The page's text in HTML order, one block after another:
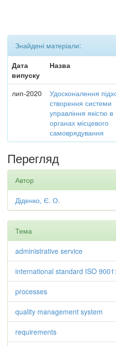
Знайдені матеріали:
Дата
випуску
Назва
лип-2020
Удосконалення
створення системи
управління якістю в
органах місцевого
самоврядування
Перегляд
Автор
Діденко, Є. О.
Тема
administrative service
international standard ISO
processes
quality management system
requirements